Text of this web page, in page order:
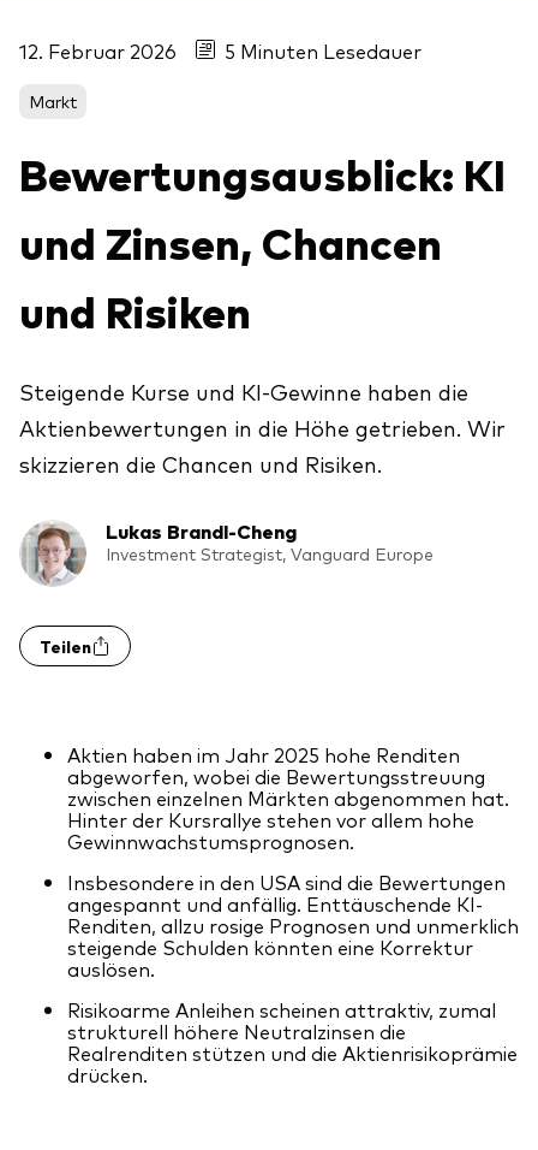
Aktive Fonds
Anleihen
ETFs
Indexfonds
Modellportfolios
Money market
Benchmark-Anbieter
Fondsdokumente und Richtlinien
Vanguard Produkte kaufen
Events
Index-Exposure-Analyse
Säulen
Erfolgreiche Unternehmensführung
Financial Planning
Investment Know how
Ihr Wissenshub: Studien & Analysen
Dokumente, die Vertrauen schaffen
12. Februar 2026 5 Minuten Lesedauer
Markt
Bewertungsausblick: KI
und Zinsen, Chancen
und Risiken
Steigende Kurse und KI-Gewinne haben die
Aktienbewertungen in die Höhe getrieben. Wir
skizzieren die Chancen und Risiken.
Lukas Brandl-Cheng
Investment Strategist, Vanguard Europe
Teilen
Aktien haben im Jahr 2025 hohe Renditen
abgeworfen, wobei die Bewertungsstreuung
zwischen einzelnen Märkten abgenommen hat.
Hinter der Kursrallye stehen vor allem hohe
Gewinnwachstumsprognosen.
Insbesondere in den USA sind die Bewertungen
angespannt und anfällig. Enttäuschende KI-
Renditen, allzu rosige Prognosen und unmerklich
steigende Schulden könnten eine Korrektur
auslösen.
Risikoarme Anleihen scheinen attraktiv, zumal
strukturell höhere Neutralzinsen die
Realrenditen stützen und die Aktienrisikoprämie
drücken.